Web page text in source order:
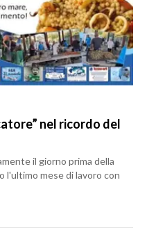
nel ricordo del
il giorno prima della
l'ultimo mese di lavoro con